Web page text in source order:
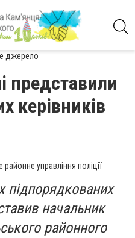
джерело
представили
керівників
управління поліції
підпорядкованих
начальник
районного